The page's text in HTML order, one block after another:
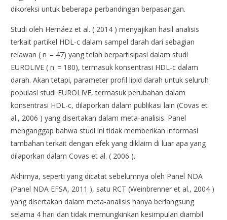
dikoreksi untuk beberapa perbandingan berpasangan.
Studi oleh Hernáez et al. ( 2014 ) menyajikan hasil analisis
terkait partikel HDL-c dalam sampel darah dari sebagian
relawan ( n = 47) yang telah berpartisipasi dalam studi
EUROLIVE ( n = 180), termasuk konsentrasi HDL-c dalam
darah. Akan tetapi, parameter profil lipid darah untuk seluruh
populasi studi EUROLIVE, termasuk perubahan dalam
konsentrasi HDL-c, dilaporkan dalam publikasi lain (Covas et
al., 2006 ) yang disertakan dalam meta-analisis. Panel
menganggap bahwa studi ini tidak memberikan informasi
tambahan terkait dengan efek yang diklaim di luar apa yang
dilaporkan dalam Covas et al. ( 2006 ).
Akhirnya, seperti yang dicatat sebelumnya oleh Panel NDA
(Panel NDA EFSA, 2011 ), satu RCT (Weinbrenner et al., 2004 )
yang disertakan dalam meta-analisis hanya berlangsung
selama 4 hari dan tidak memungkinkan kesimpulan diambil